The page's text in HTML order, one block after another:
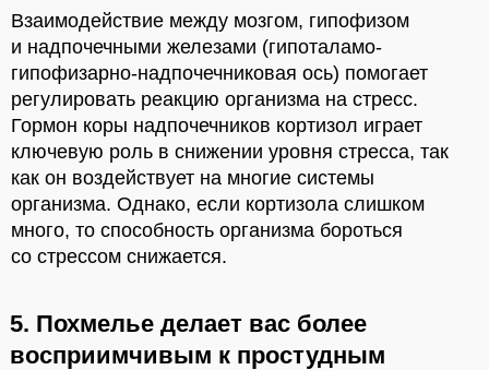
Взаимодействие между мозгом, гипофизом
и надпочечными железами (гипоталамо-
гипофизарно-надпочечниковая ось) помогает
регулировать реакцию организма на стресс.
Гормон коры надпочечников кортизол играет
ключевую роль в снижении уровня стресса, так
как он воздействует на многие системы
организма. Однако, если кортизола слишком
много, то способность организма бороться
со стрессом снижается.
5. Похмелье делает вас более
восприимчивым к простудным